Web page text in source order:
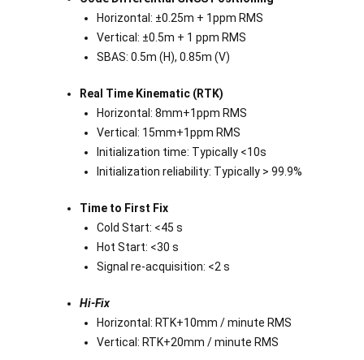
Horizontal: ±0.25m + 1ppm RMS
Vertical: ±0.5m + 1 ppm RMS
SBAS: 0.5m (H), 0.85m (V)
Real Time Kinematic (RTK)
Horizontal: 8mm+1ppm RMS
Vertical: 15mm+1ppm RMS
Initialization time: Typically <10s
Initialization reliability: Typically > 99.9%
Time to First Fix
Cold Start: <45 s
Hot Start: <30 s
Signal re-acquisition: <2 s
Hi-Fix
Horizontal: RTK+10mm / minute RMS
Vertical: RTK+20mm / minute RMS